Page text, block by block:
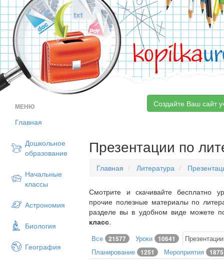
kopilka
МЕНЮ
Главная
Дошкольное
образование
Начальные
классы
Астрономия
Биология
География
Создайте Ваш сайт
Презентации по
Главная Литература
Смотрите и скачивайте бесплатно
прочие полезные материалы по
разделе вы в удобном виде можете
класс.
Все 21577 Уроки 10641
Планирование 1251 Мероприятия 1875